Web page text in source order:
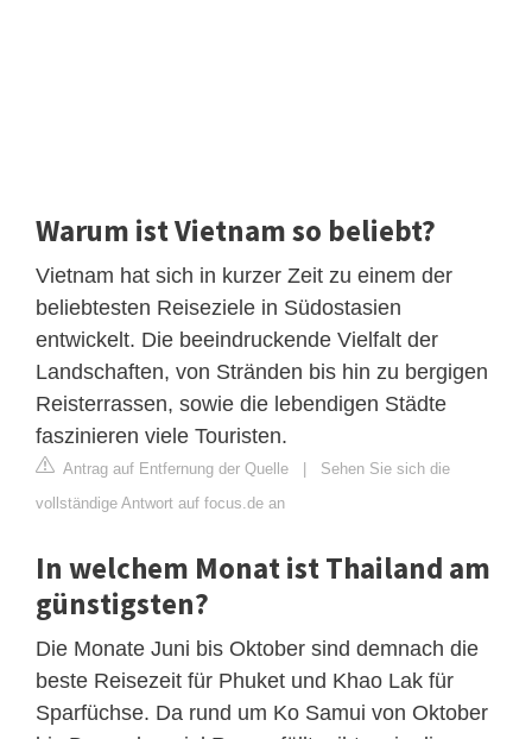
Warum ist Vietnam so beliebt?
Vietnam hat sich in kurzer Zeit zu einem der
beliebtesten Reiseziele in Südostasien
entwickelt. Die beeindruckende Vielfalt der
Landschaften, von Stränden bis hin zu bergigen
Reisterrassen, sowie die lebendigen Städte
faszinieren viele Touristen.
Antrag auf Entfernung der Quelle | Sehen Sie sich die
vollständige Antwort auf focus.de an
In welchem Monat ist Thailand am
günstigsten?
Die Monate Juni bis Oktober sind demnach die
beste Reisezeit für Phuket und Khao Lak für
Sparfüchse. Da rund um Ko Samui von Oktober